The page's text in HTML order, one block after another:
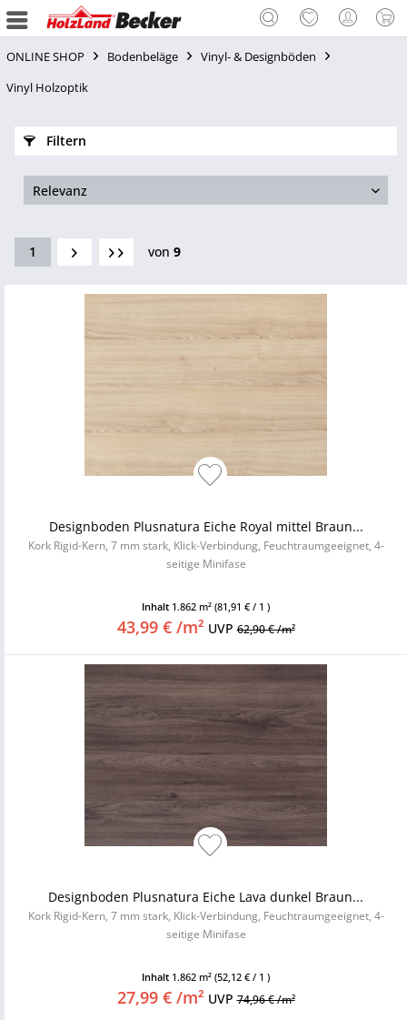
ONLINE SHOP Bodenbeläge
Vinyl- & Designböden
Vinyl Holzoptik
Filtern
1 von 9
Designboden Plusnatura Eiche Royal mittel Braun...
Kork Rigid-Kern, 7 mm stark, Klick-Verbindung, Feuchtraumgeeignet, 4-
seitige Minifase
Inhalt 1.862 m² (81,91 € / 1 )
43,99 € /m² UVP62,90 € /m²
Designboden Plusnatura Eiche Lava dunkel Braun...
Kork Rigid-Kern, 7 mm stark, Klick-Verbindung, Feuchtraumgeeignet, 4-
seitige Minifase
Inhalt 1.862 m² (52,12 € / 1 )
27,99 € /m² UVP74,96 € /m²